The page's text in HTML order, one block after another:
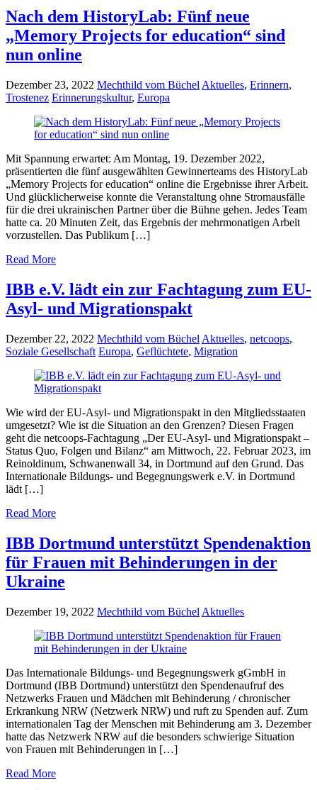
Nach dem HistoryLab: Fünf neue
„Memory Projects for education“ sind
nun online
Dezember 23, 2022 Mechthild vom Büchel Aktuelles, Erinnern,
Trostenez Erinnerungskultur, Europa
Mit Spannung erwartet: Am Montag, 19. Dezember 2022,
präsentierten die fünf ausgewählten Gewinnerteams des HistoryLab
„Memory Projects for education“ online die Ergebnisse ihrer Arbeit.
Und glücklicherweise konnte die Veranstaltung ohne Stromausfälle
für die drei ukrainischen Partner über die Bühne gehen. Jedes Team
hatte ca. 20 Minuten Zeit, das Ergebnis der mehrmonatigen Arbeit
vorzustellen. Das Publikum […]
Read More
IBB e.V. lädt ein zur Fachtagung zum EU-
Asyl- und Migrationspakt
Dezember 22, 2022 Mechthild vom Büchel Aktuelles, netcoops,
Soziale Gesellschaft Europa, Geflüchtete, Migration
Wie wird der EU-Asyl- und Migrationspakt in den Mitgliedsstaaten
umgesetzt? Wie ist die Situation an den Grenzen? Diesen Fragen
geht die netcoops-Fachtagung „Der EU-Asyl- und Migrationspakt –
Status Quo, Folgen und Bilanz“ am Mittwoch, 22. Februar 2023, im
Reinoldinum, Schwanenwall 34, in Dortmund auf den Grund. Das
Internationale Bildungs- und Begegnungswerk e.V. in Dortmund
lädt […]
Read More
IBB Dortmund unterstützt Spendenaktion
für Frauen mit Behinderungen in der
Ukraine
Dezember 19, 2022 Mechthild vom Büchel Aktuelles
Das Internationale Bildungs- und Begegnungswerk gGmbH in
Dortmund (IBB Dortmund) unterstützt den Spendenaufruf des
Netzwerks Frauen und Mädchen mit Behinderung / chronischer
Erkrankung NRW (Netzwerk NRW) und ruft zu Spenden auf. Zum
internationalen Tag der Menschen mit Behinderung am 3. Dezember
hatte das Netzwerk NRW auf die besonders schwierige Situation
von Frauen mit Behinderungen in […]
Read More